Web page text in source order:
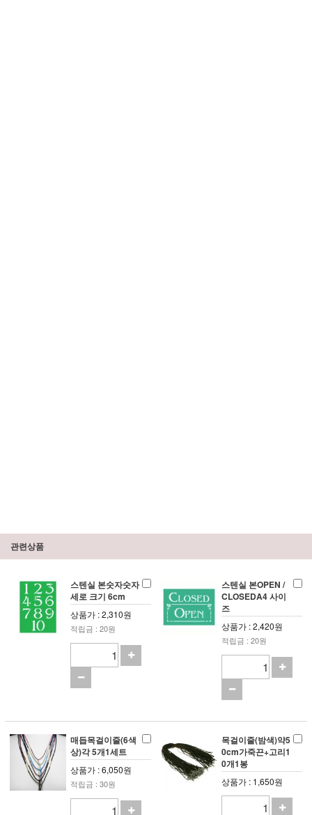
관련상품
스텐실 본숫자숫자
세로 크기 6cm
상품가 : 2,310원
적립금 : 20원
스텐실 본OPEN /
CLOSEDA4 사이
즈
상품가 : 2,420원
적립금 : 20원
매듭목걸이줄(6색
상)각 5개1세트
상품가 : 6,050원
적립금 : 30원
목걸이줄(밤색)약5
0cm가죽끈+고리1
0개1봉
상품가 : 1,650원